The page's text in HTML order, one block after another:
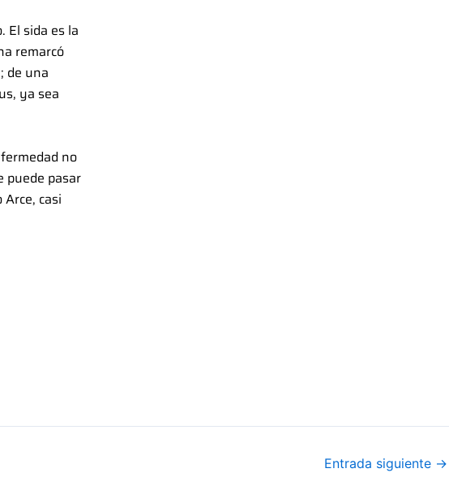
El sida es la
remarcó
de una
ya sea
no
puede pasar
casi
Entrada siguiente →